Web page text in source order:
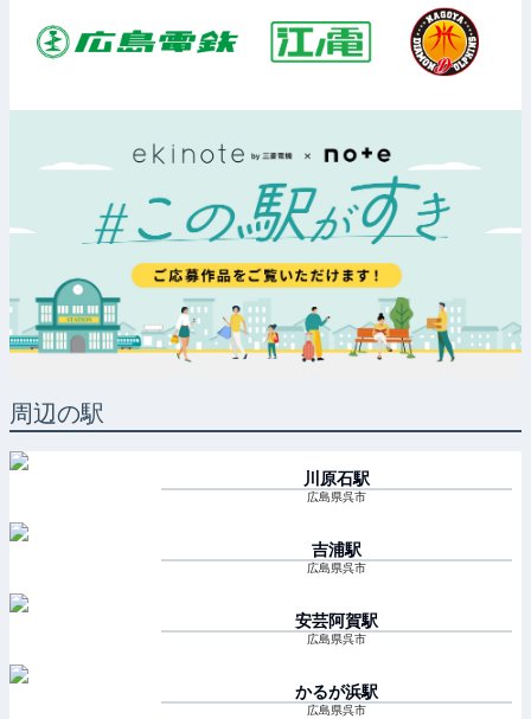
周辺の駅
川原石駅
広島県呉市
吉浦駅
広島県呉市
安芸阿賀駅
広島県呉市
かるが浜駅
広島県呉市